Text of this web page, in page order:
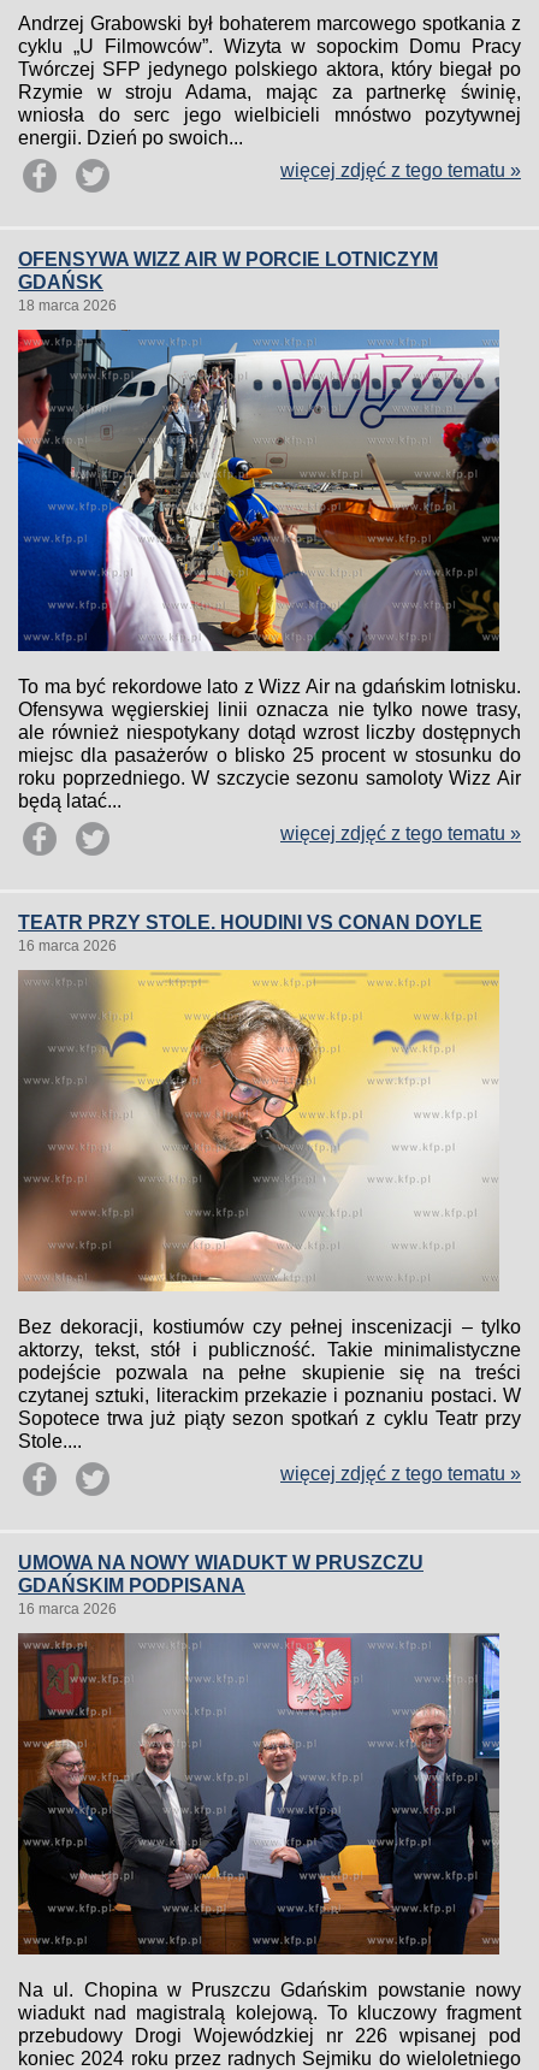
Andrzej Grabowski był bohaterem marcowego spotkania z
cyklu „U Filmowców”. Wizyta w sopockim Domu Pracy
Twórczej SFP jedynego polskiego aktora, który biegał po
Rzymie w stroju Adama, mając za partnerkę świnię,
wniosła do serc jego wielbicieli mnóstwo pozytywnej
energii. Dzień po swoich...
więcej zdjęć z tego tematu »
OFENSYWA WIZZ AIR W PORCIE LOTNICZYM
GDAŃSK
18 marca 2026
To ma być rekordowe lato z Wizz Air na gdańskim lotnisku.
Ofensywa węgierskiej linii oznacza nie tylko nowe trasy,
ale również niespotykany dotąd wzrost liczby dostępnych
miejsc dla pasażerów o blisko 25 procent w stosunku do
roku poprzedniego. W szczycie sezonu samoloty Wizz Air
będą latać...
więcej zdjęć z tego tematu »
TEATR PRZY STOLE. HOUDINI VS CONAN DOYLE
16 marca 2026
Bez dekoracji, kostiumów czy pełnej inscenizacji – tylko
aktorzy, tekst, stół i publiczność. Takie minimalistyczne
podejście pozwala na pełne skupienie się na treści
czytanej sztuki, literackim przekazie i poznaniu postaci. W
Sopotece trwa już piąty sezon spotkań z cyklu Teatr przy
Stole....
więcej zdjęć z tego tematu »
UMOWA NA NOWY WIADUKT W PRUSZCZU
GDAŃSKIM PODPISANA
16 marca 2026
Na ul. Chopina w Pruszczu Gdańskim powstanie nowy
wiadukt nad magistralą kolejową. To kluczowy fragment
przebudowy Drogi Wojewódzkiej nr 226 wpisanej pod
koniec 2024 roku przez radnych Sejmiku do wieloletniego